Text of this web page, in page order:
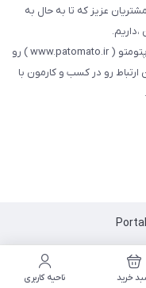
عزیز که تا به حال به
در همین راستا سایت خودمون با عنوان فارسی : پتومتو ( www.patomato.ir ) رو
رو در کسب و کارمون با
Portal
خرید ناحیه کاربری